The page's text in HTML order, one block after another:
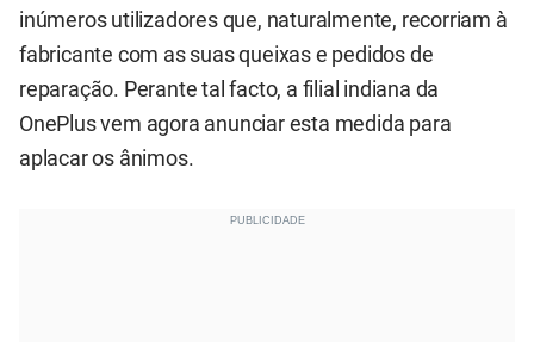
inúmeros utilizadores que, naturalmente, recorriam à
fabricante com as suas queixas e pedidos de
reparação. Perante tal facto, a filial indiana da
OnePlus vem agora anunciar esta medida para
aplacar os ânimos.